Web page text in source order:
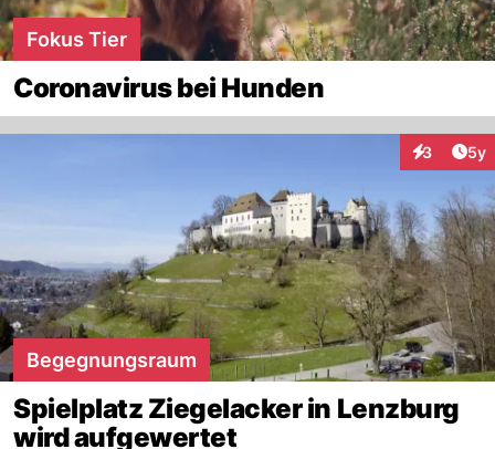
Fokus Tier
Coronavirus bei Hunden
3 5y
Begegnungsraum
Spielplatz Ziegelacker in Lenzburg
wird aufgewertet